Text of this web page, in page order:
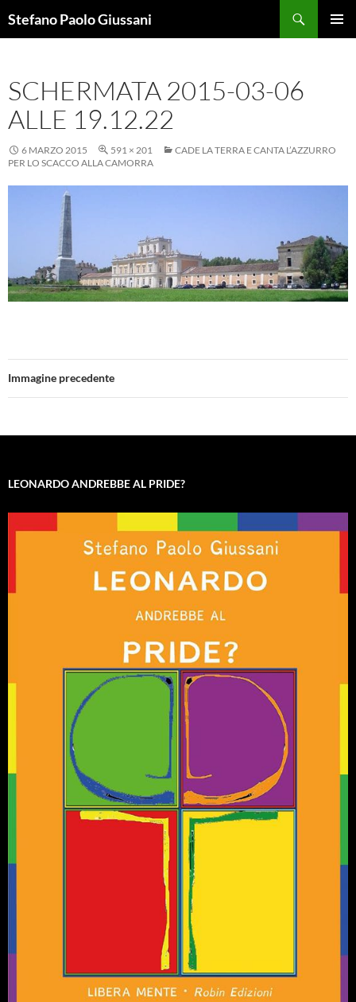
alStefano Paolo Giussani
SCHERMATA 2015-03-06
ALLE 19.12.22
6 MARZO 2015 591 × 201
CADE LA TERRA E CANTA L’AZZURRO
PER LO SCACCO ALLA CAMORRA
Immagine precedente
LEONARDO ANDREBBE AL PRIDE?